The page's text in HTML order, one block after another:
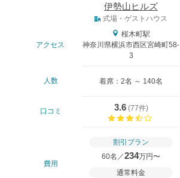
伊勢山ヒルズ
式場・ゲストハウス
アクセス
桜木町駅
神奈川県横浜市西区宮崎町58-
3
人数 着席：2名 ～ 140名
口コミ 3.6(77件)
費用
割引プラン
60名／234万円〜
通常料金